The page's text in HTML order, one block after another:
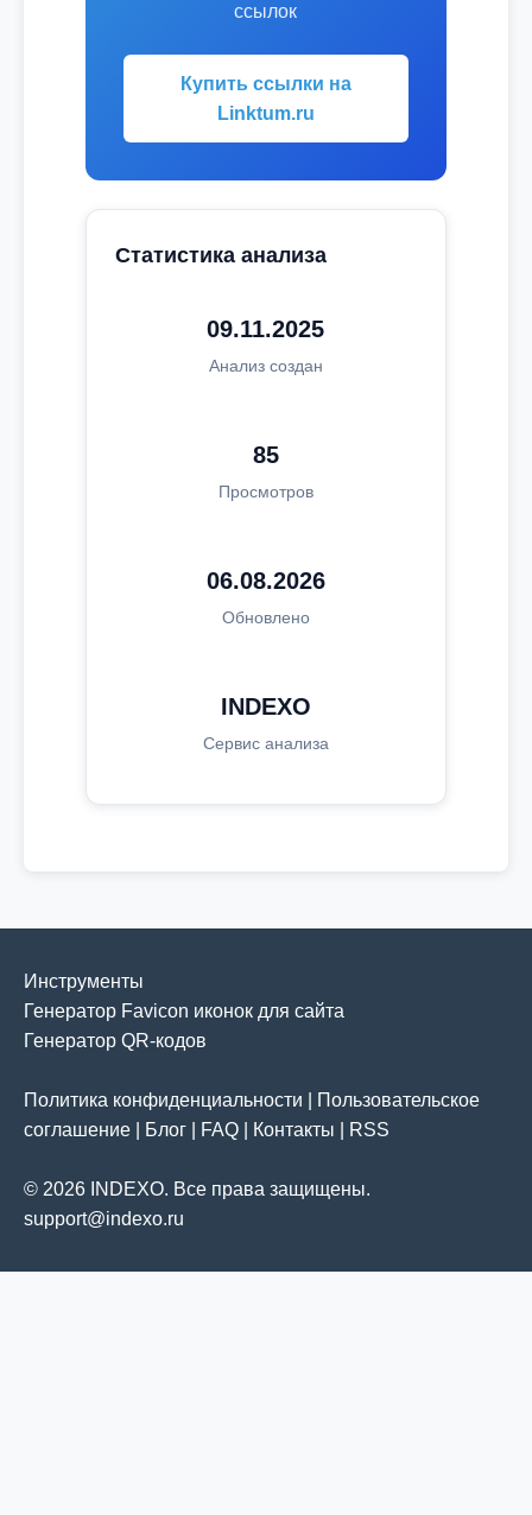
ссылок
Купить ссылки на
Linktum.ru
Статистика анализа
09.11.2025
Анализ создан
85
Просмотров
06.08.2026
Обновлено
INDEXO
Сервис анализа
Инструменты
Генератор Favicon иконок для сайта
Генератор QR-кодов
Политика конфиденциальности
Пользовательское
соглашение
Блог FAQ Контакты RSS
© 2026 INDEXO. Все права защищены.
support@indexo.ru